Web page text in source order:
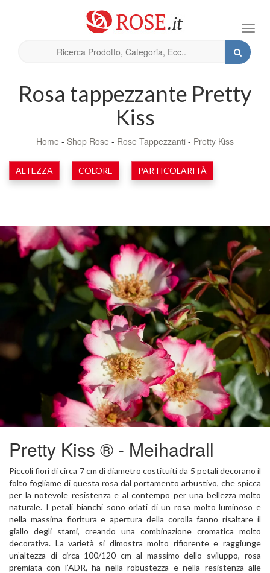
Rosa tappezzante Pretty
Kiss
Home - Shop Rose - Rose Tappezzanti - Pretty Kiss
ALTEZZA COLORE PARTICOLARITÀ
Pretty Kiss ® - Meihadrall
Piccoli fiori di circa 7 cm di diametro costituiti da 5 petali decorano il
folto fogliame di questa rosa dal portamento arbustivo, che spicca
per la notevole resistenza e al contempo per una bellezza molto
naturale. I petali bianchi sono orlati di un rosa molto luminoso e
nella massima fioritura e apertura della corolla fanno risaltare il
giallo degli stami, creando una combinazione cromatica molto
decorativa. La varietà si dimostra molto rifiorente e raggiunge
un’altezza di circa 100/120 cm al massimo dello sviluppo, rosa
premiata con l’ADR, ha nella robustezza e nella resistenza alle